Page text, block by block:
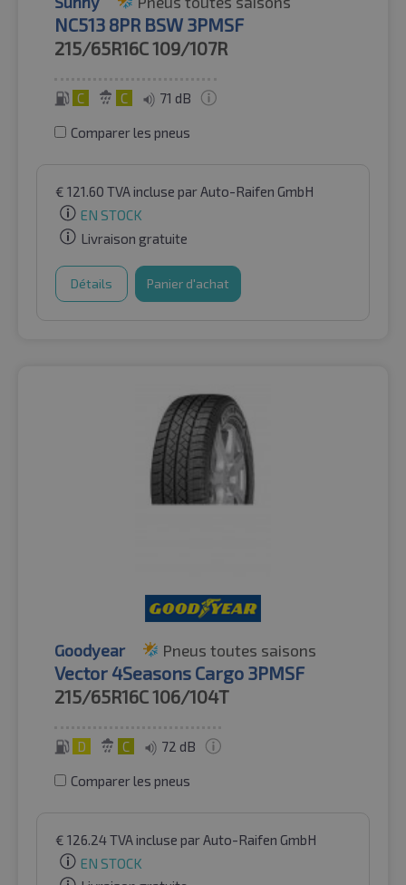
NC513 8PR BSW 3PMSF
215/65R16C109/107R
C C 71 dB
Comparer les pneus
€ 121.60 TVA incluse par Auto-Raifen GmbH
EN STOCK
Livraison gratuite
Détails Panier d'achat
Goodyear Pneus toutes saisons
Vector 4Seasons Cargo 3PMSF
215/65R16C106/104T
D C 72 dB
Comparer les pneus
€ 126.24TVA incluse par Auto-Raifen GmbH
EN STOCK